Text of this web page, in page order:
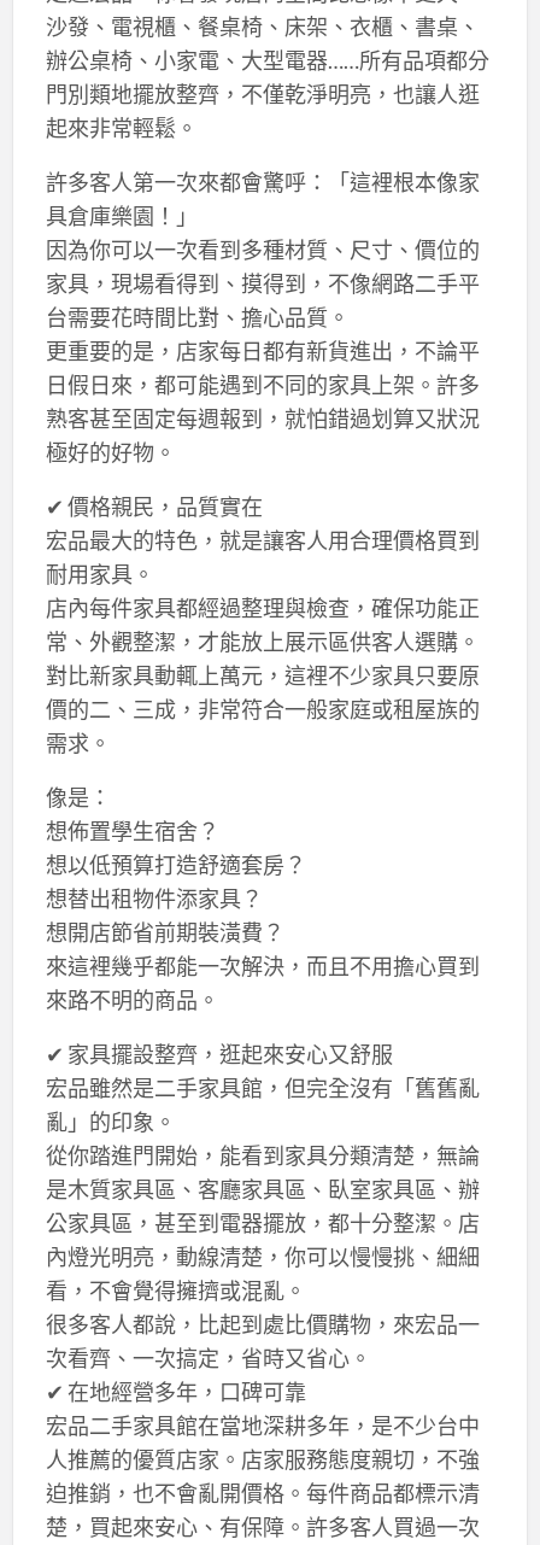
沙發、電視櫃、餐桌椅、床架、衣櫃、書桌、
辦公桌椅、小家電、大型電器……所有品項都分
門別類地擺放整齊，不僅乾淨明亮，也讓人逛
起來非常輕鬆。
許多客人第一次來都會驚呼：「這裡根本像家
具倉庫樂園！」
因為你可以一次看到多種材質、尺寸、價位的
家具，現場看得到、摸得到，不像網路二手平
台需要花時間比對、擔心品質。
更重要的是，店家每日都有新貨進出，不論平
日假日來，都可能遇到不同的家具上架。許多
熟客甚至固定每週報到，就怕錯過划算又狀況
極好的好物。
✔ 價格親民，品質實在
宏品最大的特色，就是讓客人用合理價格買到
耐用家具。
店內每件家具都經過整理與檢查，確保功能正
常、外觀整潔，才能放上展示區供客人選購。
對比新家具動輒上萬元，這裡不少家具只要原
價的二、三成，非常符合一般家庭或租屋族的
需求。
像是：
想佈置學生宿舍？
想以低預算打造舒適套房？
想替出租物件添家具？
想開店節省前期裝潢費？
來這裡幾乎都能一次解決，而且不用擔心買到
來路不明的商品。
✔ 家具擺設整齊，逛起來安心又舒服
宏品雖然是二手家具館，但完全沒有「舊舊亂
亂」的印象。
從你踏進門開始，能看到家具分類清楚，無論
是木質家具區、客廳家具區、臥室家具區、辦
公家具區，甚至到電器擺放，都十分整潔。店
內燈光明亮，動線清楚，你可以慢慢挑、細細
看，不會覺得擁擠或混亂。
很多客人都說，比起到處比價購物，來宏品一
次看齊、一次搞定，省時又省心。
✔ 在地經營多年，口碑可靠
宏品二手家具館在當地深耕多年，是不少台中
人推薦的優質店家。店家服務態度親切，不強
迫推銷，也不會亂開價格。每件商品都標示清
楚，買起來安心、有保障。許多客人買過一次